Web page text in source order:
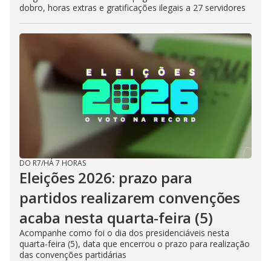
dobro, horas extras e gratificações ilegais a 27 servidores
DO R7/HÁ 7 HORAS
Eleições 2026: prazo para
partidos realizarem convenções
acaba nesta quarta-feira (5)
Acompanhe como foi o dia dos presidenciáveis nesta
quarta-feira (5), data que encerrou o prazo para realização
das convenções partidárias